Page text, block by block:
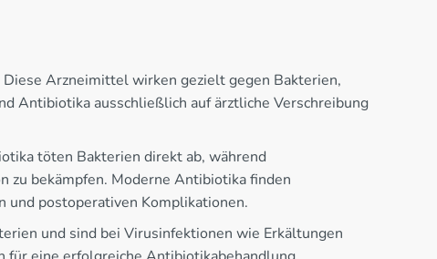
Arzneimittel wirken gezielt gegen Bakterien,
Antibiotika ausschließlich auf ärztliche Verschreibung
töten Bakterien direkt ab, während
zu bekämpfen. Moderne Antibiotika finden
postoperativen Komplikationen.
und sind bei Virusinfektionen wie Erkältungen